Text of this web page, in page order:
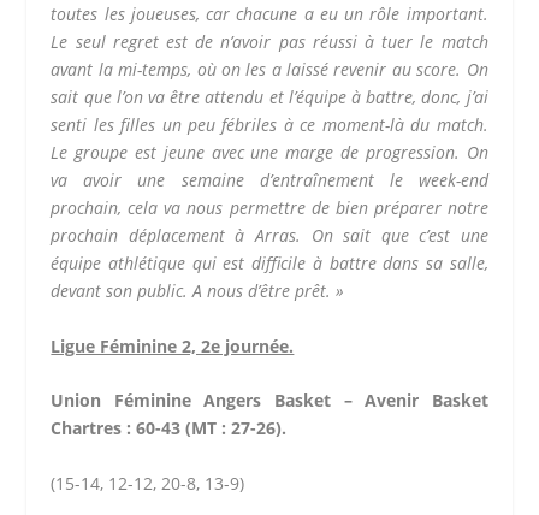
toutes les joueuses, car chacune a eu un rôle important.
Le seul regret est de n’avoir pas réussi à tuer le match
avant la mi-temps, où on les a laissé revenir au score. On
sait que l’on va être attendu et l’équipe à battre, donc, j’ai
senti les filles un peu fébriles à ce moment-là du match.
Le groupe est jeune avec une marge de progression. On
va avoir une semaine d’entraînement le week-end
prochain, cela va nous permettre de bien préparer notre
prochain déplacement à Arras. On sait que c’est une
équipe athlétique qui est difficile à battre dans sa salle,
devant son public. A nous d’être prêt. »
Ligue Féminine 2, 2e journée.
Union Féminine Angers Basket – Avenir Basket
Chartres : 60-43 (MT : 27-26).
(15-14, 12-12, 20-8, 13-9)